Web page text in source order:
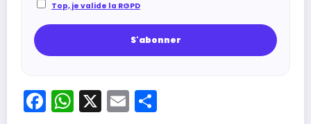
Top, je valide la RGPD
Facebook
WhatsApp
X Email